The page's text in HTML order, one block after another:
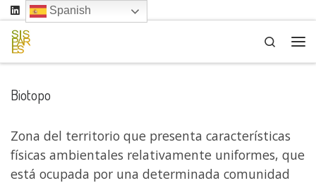
Saltar al contenido
Search
Biotopo
Zona del territorio que presenta características
físicas ambientales relativamente uniformes, que
está ocupada por una determinada comunidad
Spanish